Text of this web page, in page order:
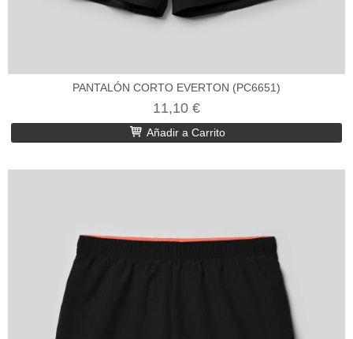
PANTALÓN CORTO EVERTON (PC6651)
11,10 €
Añadir a Carrito